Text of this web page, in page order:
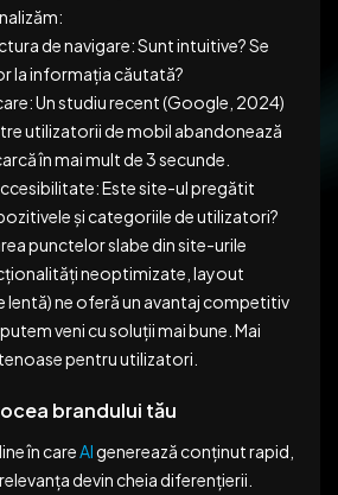
de navigare: Sunt intuitive? Se
la informația căutată?
Un studiu recent (Google, 2024)
utilizatorii de mobil abandonează
în mai mult de 3 secunde.
Este site-ul pregătit
și categoriile de utilizatori?
punctelor slabe din site-urile
neoptimizate, layout
lentă) ne oferă un avantaj competitiv
veni cu soluții mai bune. Mai
pentru utilizatori.
brandului tău
în careAIgenerează conținut rapid,
devin cheia diferențierii.